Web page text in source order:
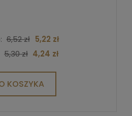
6,52 zł 5,22 zł
5,30 zł 4,24 zł
KOSZYKA